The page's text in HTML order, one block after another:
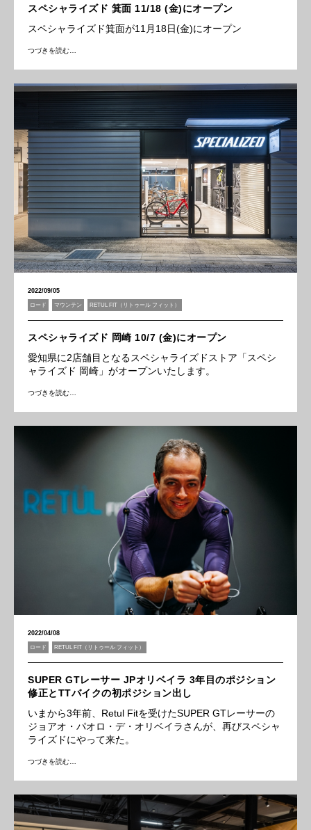
スペシャライズド 箕面 11/18 (金)にオープン
スペシャライズド箕面が11月18日(金)にオープン
つづきを読む…
2022/09/05
ロード マウンテン RETUL FIT（リトゥール フィット）
スペシャライズド 岡崎 10/7 (金)にオープン
愛知県に2店舗目となるスペシャライズドストア「スペシ
ャライズド 岡崎」がオープンいたします。
つづきを読む…
2022/04/08
ロード RETUL FIT（リトゥール フィット）
SUPER GTレーサー JPオリベイラ 3年目のポジション
修正とTTバイクの初ポジション出し
いまから3年前、Retul Fitを受けたSUPER GTレーサーの
ジョアオ・パオロ・デ・オリベイラさんが、再びスペシャ
ライズドにやって来た。
つづきを読む…